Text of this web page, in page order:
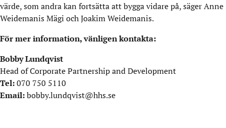
värde, som andra kan fortsätta att bygga vidare på, säger Anne
Weidemanis Mägi och Joakim Weidemanis.
För mer information, vänligen kontakta:
Bobby Lundqvist
Head of Corporate Partnership and Development
Tel:070 750 5110
Email:bobby.lundqvist@hhs.se